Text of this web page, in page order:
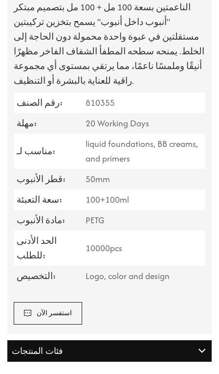
الناعمتين بسعة 100 مل + 100 مل بتصميم مبتكر
"أنبوب داخل أنبوب" يسمح بتخزين تركيبتين
مستقلتين في عبوة واحدة محمولة دون الحاجة إلى
الخلط. يمنحه سطحه المطفأ الشفاف الفاخر مظهرًا
أنيقًا وملمسًا ناعمًا، مما يرتقي بمستوى أي مجموعة
راقية للعناية بالبشرة أو التنظيف.
رقم الصنف:
810355
مهلة:
20 Working Days
مناسب لـ:
liquid foundations, BB creams,
and primers
قطر الأنبوب:
50mm
سعة التعبئة:
100+100ml
مادة الأنبوب:
PETG
الحد الأدنى
للطلب:
10000pcs
التخصيص: Logo, color and design
استفسر الآن
فئات المنتجات